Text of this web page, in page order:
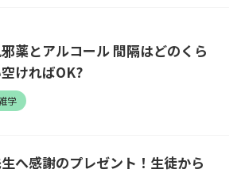
薬とアルコール 間隔はどのくら
ければOK?
学
へ感謝のプレゼント！生徒から